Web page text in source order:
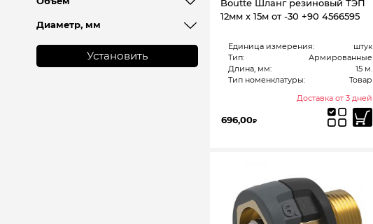
Boutte Шланг резиновый ТЭП
12мм х 15м от -30 +90 4566595
Единица измерения:
штук
Тип:
Армированные
Длина, мм:
15 м.
Тип номенклатуры:
Товар
Доставка от 3 дней
696,00₽
Диаметр, мм
Установить